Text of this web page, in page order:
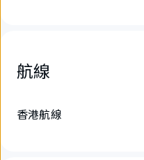
航線
香港航線